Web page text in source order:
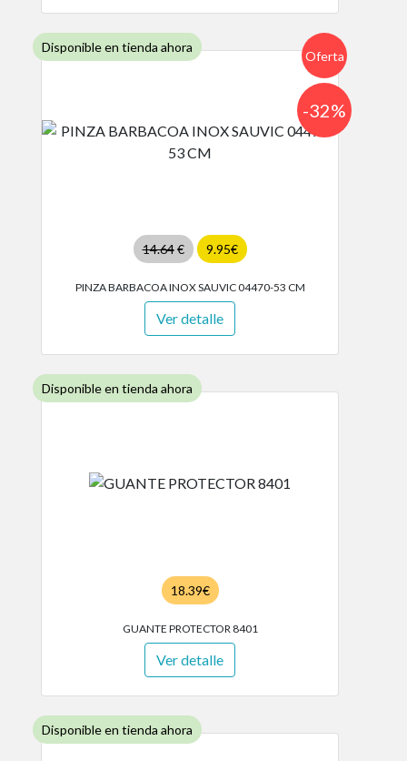
Disponible en tienda ahora
Oferta
14.64€ 9.95€
-32%
PINZA BARBACOA INOX SAUVIC 04470-53 CM
Ver detalle
Disponible en tienda ahora
18.39€
GUANTE PROTECTOR 8401
Ver detalle
Disponible en tienda ahora